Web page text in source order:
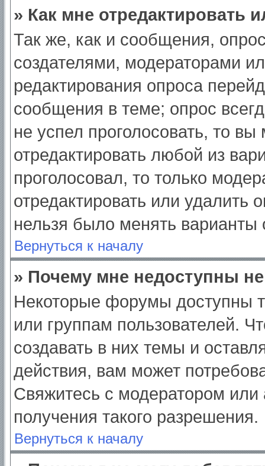
» Как мне отредактировать
Так же, как и сообщения,
создателями, модераторами
редактирования опроса
сообщения в теме; опрос
не успел проголосовать, то
отредактировать любой из
проголосовал, то только
отредактировать или удалить
нельзя было менять варианты
Вернуться к началу
» Почему мне недоступны
Некоторые форумы доступны
или группам пользователей.
создавать в них темы и
действия, вам может
Свяжитесь с модератором
получения такого разрешения.
Вернуться к началу